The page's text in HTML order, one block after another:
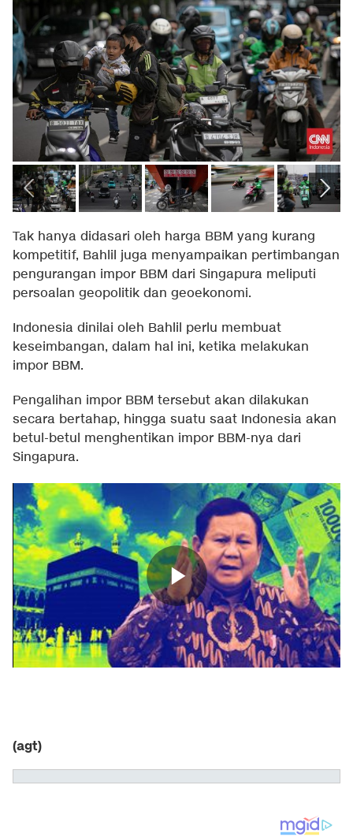
Tak hanya didasari oleh harga BBM yang kurang
kompetitif, Bahlil juga menyampaikan pertimbangan
pengurangan impor BBM dari Singapura meliputi
persoalan geopolitik dan geoekonomi.
Indonesia dinilai oleh Bahlil perlu membuat
keseimbangan, dalam hal ini, ketika melakukan
impor BBM.
Pengalihan impor BBM tersebut akan dilakukan
secara bertahap, hingga suatu saat Indonesia akan
betul-betul menghentikan impor BBM-nya dari
Singapura.
(agt)